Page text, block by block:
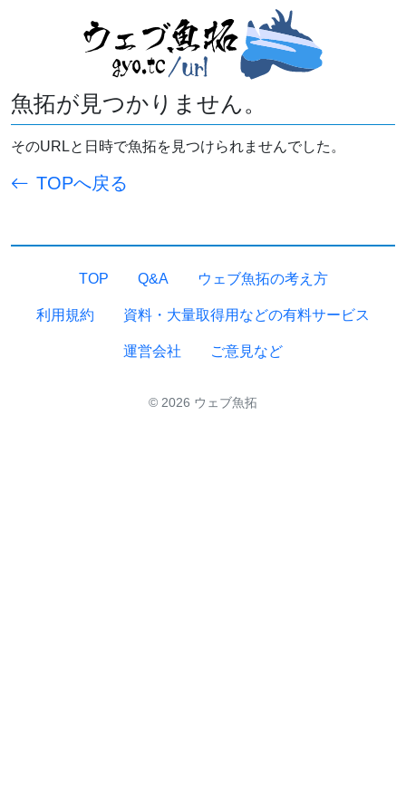
魚拓が見つかりません。
そのURLと日時で魚拓を見つけられませんでした。
TOPへ戻る
TOP Q&A ウェブ魚拓の考え方
利用規約 資料・大量取得用などの有料サービス
運営会社 ご意見など
© 2026 ウェブ魚拓